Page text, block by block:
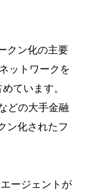
クン化の主要
ットワークを
ています。
どの大手金融
ン化されたフ
ージェントが